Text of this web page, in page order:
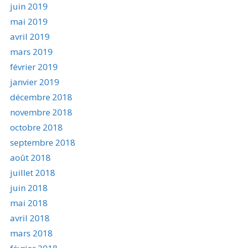
juin 2019
mai 2019
avril 2019
mars 2019
février 2019
janvier 2019
décembre 2018
novembre 2018
octobre 2018
septembre 2018
août 2018
juillet 2018
juin 2018
mai 2018
avril 2018
mars 2018